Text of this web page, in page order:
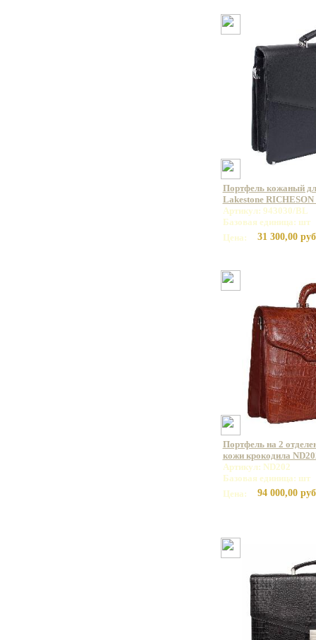
Портфель кожаный
Lakestone RICHESON
Артикул: 943030/BL
Базовая единица: шт
Цена:
31 300,00
Портфель на 2
кожи крокодила
Артикул: ND202
Базовая единица: шт
Цена:
94 000,00